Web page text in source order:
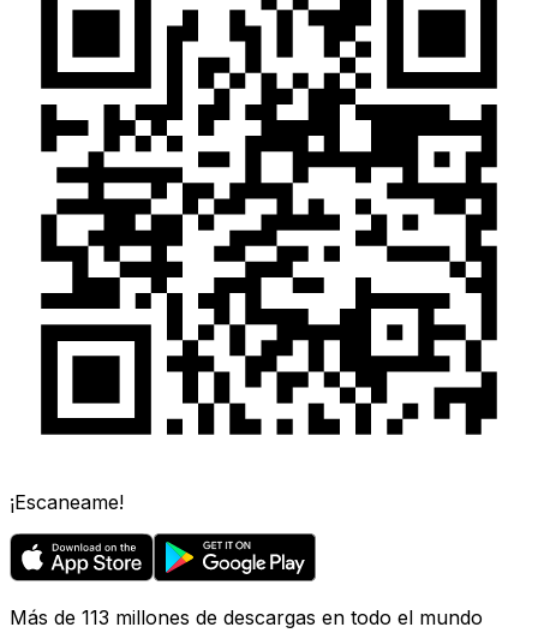
¡Escaneame!
Más de 113 millones de descargas en todo el mundo